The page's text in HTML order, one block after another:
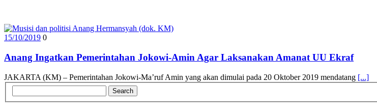
15/10/2019 0
Anang Ingatkan Pemerintahan Jokowi-Amin Agar Laksanakan Amanat UU Ekraf
JAKARTA (KM) – Pemerintahan Jokowi-Ma’ruf Amin yang akan dimulai pada 20 Oktober 2019 mendatang [...]